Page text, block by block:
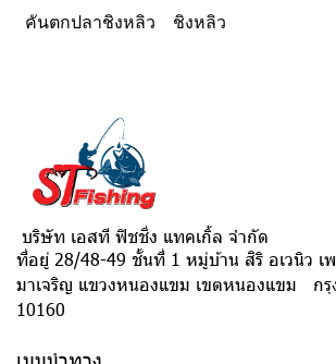
คันตกปลาชิงหลิว
ชิงหลิว
บริษัท เอสที ฟิชชิ่ง แทคเกิ้ล จำกัด
ที่อยู่ 28/48-49 ชั้นที่ 1 หมู่บ้าน สิริ อเวนิว เ
มาเจริญ แขวงหนองแขม เขตหนองแขม กรุ
10160